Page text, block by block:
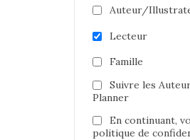
Auteur/
Lecteur
Famille
Suivre les
Planner
En continuant,
politique de